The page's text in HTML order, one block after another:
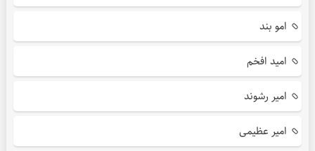
امو بند
امید افخم
امیر رشوند
امیر عظیمی